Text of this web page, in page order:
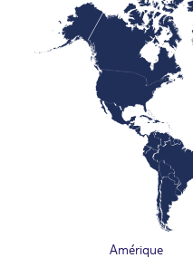
Amérique